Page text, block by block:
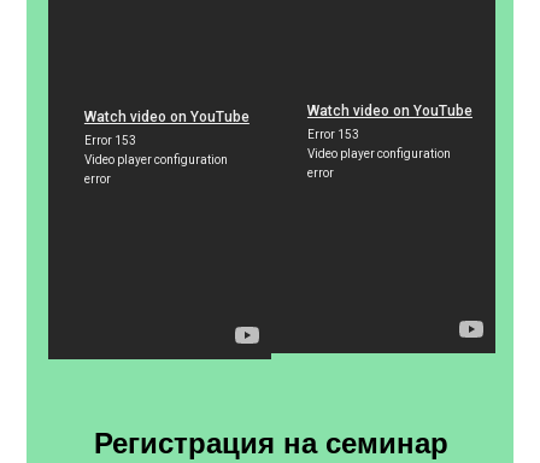
Регистрация на семинар